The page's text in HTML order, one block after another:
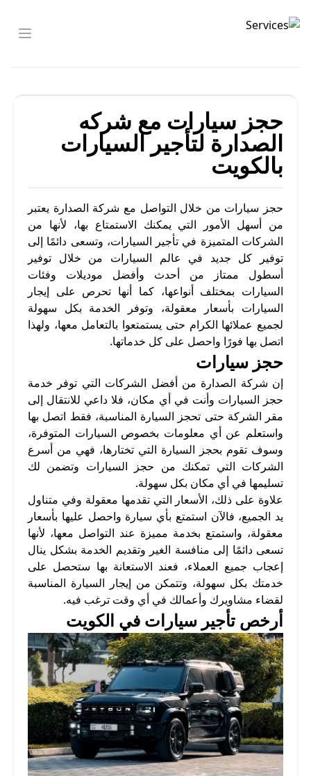
شركة الصدارة
حجز سيارات مع شركه
الصدارة لتأجير السيارات
بالكويت
حجز سيارات من خلال التواصل مع شركة الصدارة يعتبر
من أسهل الأمور التي يمكنك الاستمتاع بها، لأنها من
الشركات المتميزة في تأجير السيارات، وتسعى دائمًا إلى
توفير كل جديد في عالم السيارات من خلال توفير
أسطول ممتاز من أحدث وأفضل موديلات وفئات
السيارات بمختلف أنواعها، كما أنها تحرص على إيجار
السيارات بأسعار معقولة، وتوفر الخدمة بكل سهولة
لجميع عملائها الكرام حتى يستمتعوا بالتعامل معها، ولهذا
اتصل بها فورًا واحصل على كل خدماتها.
حجز سيارات
إن شركة الصدارة من أفضل الشركات التي توفر خدمة
حجز السيارات وأنت في أي مكان، فلا داعي للانتقال إلى
مقر الشركة حتى تحجز السيارة المناسبة، فقط اتصل بها
واستعلم عن أي معلومات بخصوص السيارات المتوفرة،
وسوف تقوم بحجز السيارة التي تختارها، فهي من أسرع
الشركات التي تمكنك من حجز السيارات وتضمن لك
تسليمها في أي مكان بكل سهولة.
علاوة على ذلك، الأسعار التي تقدمها معقولة وفي متناول
يد الجميع، فالآن استمتع بأي سيارة واحصل عليها بأسعار
معقولة، واستمتع بخدمة مميزة عند التواصل معها، لأنها
تسعى دائمًا إلى منافسة الغير وتقديم الخدمة بشكل ينال
إعجاب جميع العملاء، فعند الاستعانة بها ستحصل على
خدمتك بكل سهولة، وتتمكن من إيجار السيارة المناسبة
لقضاء مشاويرك وأعمالك في أي وقت ترغب فيه.
أرخص تأجير سيارات في الكويت